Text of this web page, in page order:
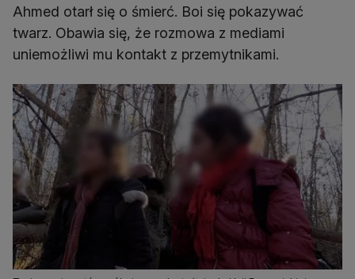
Ahmed otarł się o śmierć. Boi się pokazywać
twarz. Obawia się, że rozmowa z mediami
uniemożliwi mu kontakt z przemytnikami.